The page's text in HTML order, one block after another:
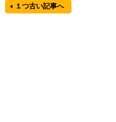
１つ古い記事へ